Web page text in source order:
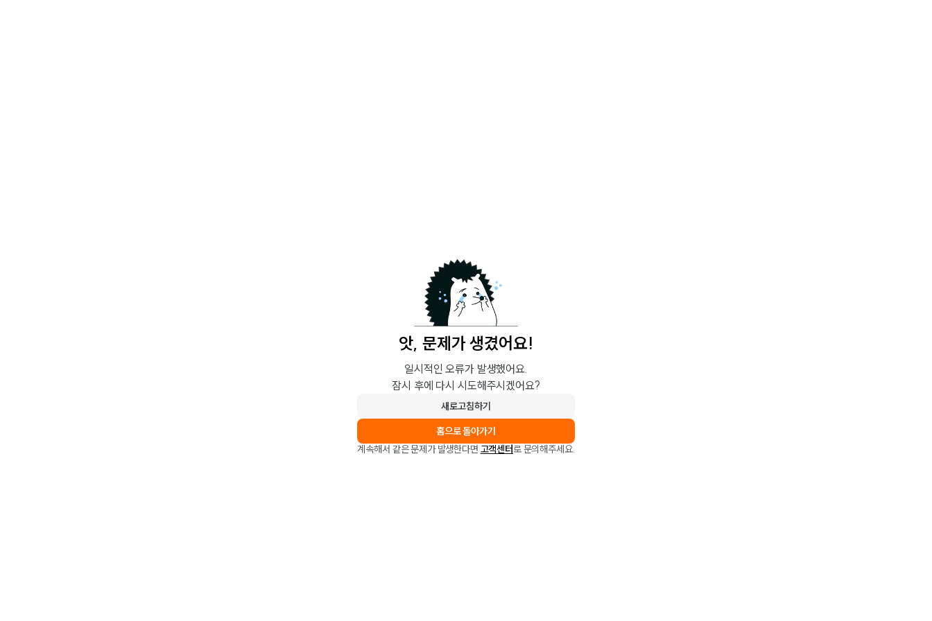
앗, 문제가 생겼어요!
일시적인 오류가 발생했어요.
잠시 후에 다시 시도해주시겠어요?
새로고침하기
홈으로 돌아가기
계속해서 같은 문제가 발생한다면 고객센터로 문의해주세요.